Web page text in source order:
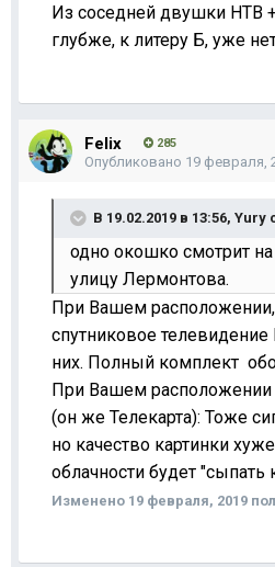
Из соседней двушки НТВ
глубже, к литеру Б, уже
Felix 285
Опубликовано 19 февраля,
В 19.02.2019 в 13:56, Yury
одно окошко смотрит
улицу Лермонтова.
При Вашем
спутниковое
них. Полный комплект
При Вашем расположении
(он же Телекарта): Тоже
но качество картинки
облачности будет "сыпать
Изменено 19 февраля, 2019